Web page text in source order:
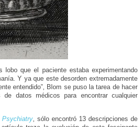
lobo que el paciente estaba experimentando
Y ya que este desorden extremadamente
entendido”, Blom se puso la tarea de hacer
datos médicos para encontrar cualquier
, sólo encontró 13 descripciones de